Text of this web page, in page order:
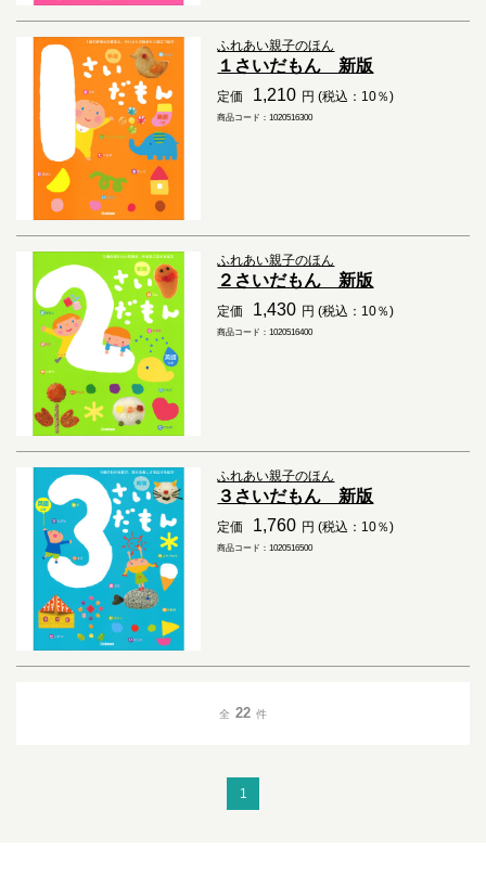
ふれあい親子のほん
１さいだもん 新版
定価 1,210 円 (税込：10％)
商品コード：1020516300
ふれあい親子のほん
２さいだもん 新版
定価 1,430 円 (税込：10％)
商品コード：1020516400
ふれあい親子のほん
３さいだもん 新版
定価 1,760 円 (税込：10％)
商品コード：1020516500
全 22 件
1